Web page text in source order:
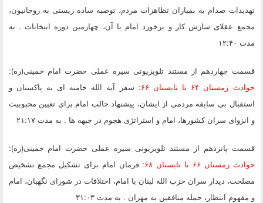
تهدیدات صدام به بمباران تظاهرات مردم، توصیه ساده زیستی به روحانیون،
مجمع عقلای سازش کار و برخورد امام با آن، چهارمین دوره انتخابات . به
مدت ۱۲:۴۰
قسمت چهاردهم از مستند تلویزیونی سیره عملی حضرت امام خمینی(ره):
حوادث زمستان ۶۴ تا تابستان ۶۶:
سفر آیه الله خامنه ای به پاکستان و
استقبال بی سابقه مردمی از ایشان، پیشنهاد جالب امام برای تعیین محبوبیت
و انزوای سران کشورها، امام و استراتژی هجوم در جبهه ها . به مدت ۲۱:۱۷
قسمت پانزدهم از مستند تلویزیونی سیره عملی حضرت امام خمینی(ره):
حوادث زمستان ۶۶ تا تابستان ۶۸:
فرمان امام برای تشکیل مجمع تشخیص
مصلحت، دیدار سران حزب الله لبنان با امام، اختلافات در شورای نگهبان، امام
و مفهوم انتظار، حمله منافقین به مهران . به مدت ۳۱:۰۳